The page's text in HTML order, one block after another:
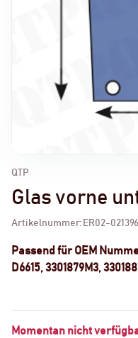
QTP
Glas vorne
Artikelnummer: ER02-021396
Passend für OEM
D6615, 3301879M3,
Momentan nicht